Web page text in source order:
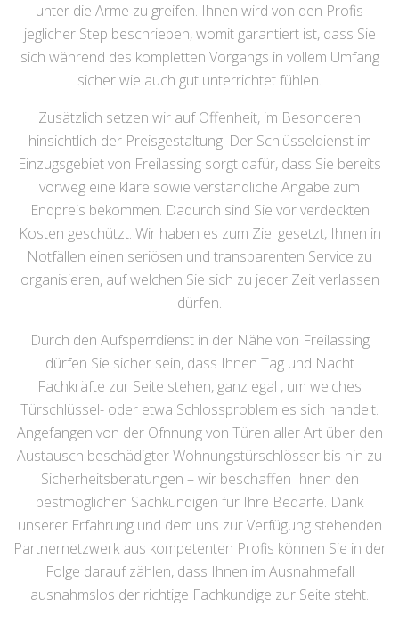
unter die Arme zu greifen. Ihnen wird von den Profis
jeglicher Step beschrieben, womit garantiert ist, dass Sie
sich während des kompletten Vorgangs in vollem Umfang
sicher wie auch gut unterrichtet fühlen.
Zusätzlich setzen wir auf Offenheit, im Besonderen
hinsichtlich der Preisgestaltung. Der Schlüsseldienst im
Einzugsgebiet von Freilassing sorgt dafür, dass Sie bereits
vorweg eine klare sowie verständliche Angabe zum
Endpreis bekommen. Dadurch sind Sie vor verdeckten
Kosten geschützt. Wir haben es zum Ziel gesetzt, Ihnen in
Notfällen einen seriösen und transparenten Service zu
organisieren, auf welchen Sie sich zu jeder Zeit verlassen
dürfen.
Durch den Aufsperrdienst in der Nähe von Freilassing
dürfen Sie sicher sein, dass Ihnen Tag und Nacht
Fachkräfte zur Seite stehen, ganz egal , um welches
Türschlüssel- oder etwa Schlossproblem es sich handelt.
Angefangen von der Öfnnung von Türen aller Art über den
Austausch beschädigter Wohnungstürschlösser bis hin zu
Sicherheitsberatungen – wir beschaffen Ihnen den
bestmöglichen Sachkundigen für Ihre Bedarfe. Dank
unserer Erfahrung und dem uns zur Verfügung stehenden
Partnernetzwerk aus kompetenten Profis können Sie in der
Folge darauf zählen, dass Ihnen im Ausnahmefall
ausnahmslos der richtige Fachkundige zur Seite steht.